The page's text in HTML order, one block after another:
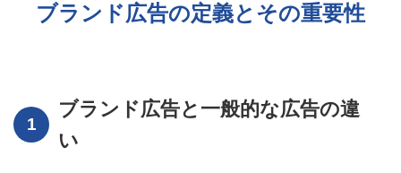
ブランド広告の定義とその重要性
ブランド広告と一般的な広告の違
い